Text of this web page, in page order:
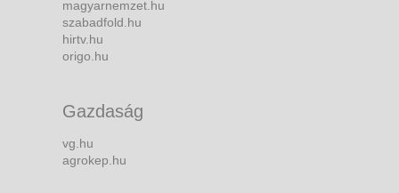
magyarnemzet.hu
szabadfold.hu
hirtv.hu
origo.hu
Gazdaság
vg.hu
agrokep.hu